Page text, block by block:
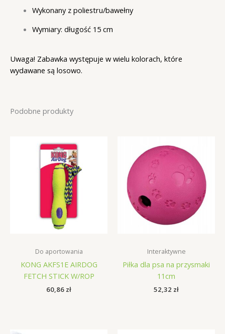
Wykonany z poliestru/bawełny
Wymiary: długość 15 cm
Uwaga! Zabawka występuje w wielu kolorach, które
wydawane są losowo.
Podobne produkty
Do aportowania
KONG AKFS1E AIRDOG
FETCH STICK W/ROP
60,86 zł
Interaktywne
Piłka dla psa na przysmaki
11cm
52,32 zł